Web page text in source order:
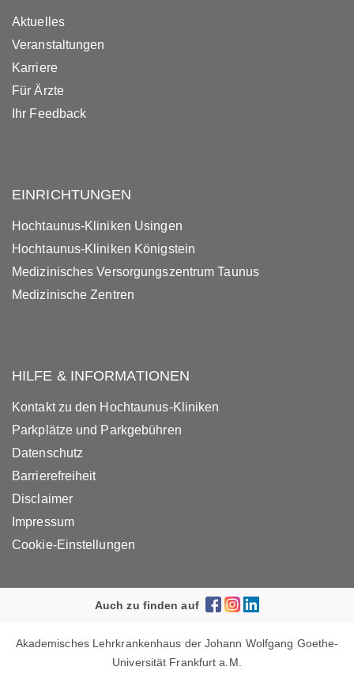
Aktuelles
Veranstaltungen
Karriere
Für Ärzte
Ihr Feedback
EINRICHTUNGEN
Hochtaunus-Kliniken Usingen
Hochtaunus-Kliniken Königstein
Medizinisches Versorgungszentrum Taunus
Medizinische Zentren
HILFE & INFORMATIONEN
Kontakt zu den Hochtaunus-Kliniken
Parkplätze und Parkgebühren
Datenschutz
Barrierefreiheit
Disclaimer
Impressum
Cookie-Einstellungen
Auch zu finden auf
Akademisches Lehrkrankenhaus der Johann Wolfgang Goethe-
Universität Frankfurt a.M.